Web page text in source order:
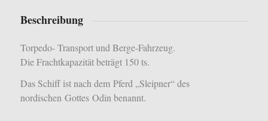
Beschreibung
Torpedo- Transport und Berge-Fahrzeug.
Die Frachtkapazität beträgt 150 ts.
Das Schiff ist nach dem Pferd „Sleipner“ des
nordischen Gottes Odin benannt.